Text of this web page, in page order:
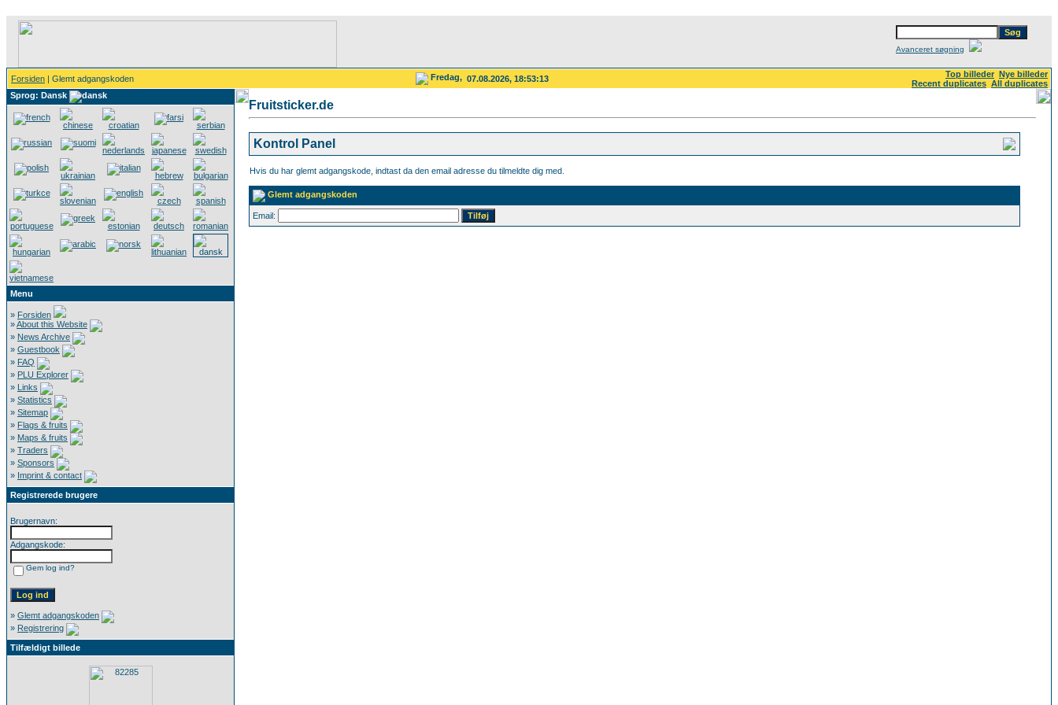
Avanceret søgning
Forsiden | Glemt adgangskoden Fredag, 07.08.2026, 18:53:13 Top billeder Nye billeder
Recent duplicates All duplicates
Sprog: Dansk
Menu
» Forsiden
»About this Website
» News Archive
» Guestbook
» FAQ
» PLU Explorer
» Links
» Statistics
» Sitemap
» Flags & fruits
» Maps & fruits
» Traders
» Sponsors
» Imprint & contact
Registrerede brugere
Brugernavn:
Adgangskode:
Gem log ind?
» Glemt adgangskoden
» Registrering
Tilfældigt billede
Fruitsticker.de
Kontrol Panel
Hvis du har glemt adgangskode, indtast da den email adresse du tilmeldte dig med.
Glemt adgangskoden
Email: